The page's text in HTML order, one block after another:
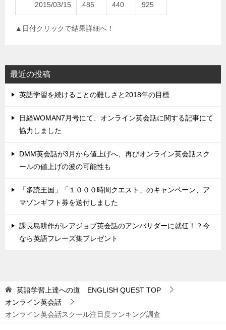
2015/03/15 485 440 925
▲日付クリックで結果詳細へ！
最近の投稿
英語学習を続けることの難しさと2018年の目標
日経WOMAN7月号にて、オンライン英会話に関する記事にて
協力しました
DMM英会話が3月から値上げへ、再びオンライン英会話スク
ールの値上げの波の可能性も
「多読王国」「１０００時間クエスト」のキャンペーン、ア
マゾンギフト券を送付しました
課長島耕作がレアジョブ英会話のアンバサダーに就任！？今
なら英語フレーズ集プレゼント
英語学習上達への道 ENGLISH QUEST TOP
オンライン英会話
オンライン英会話スクール注目度ランキング調査